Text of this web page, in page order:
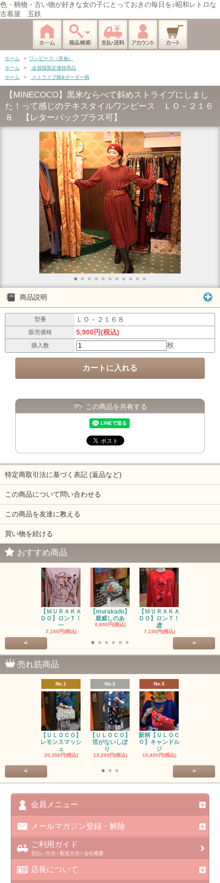
色・柄物・古い物が好きな女の子にとっておきの毎日を♪昭和レトロな
古着屋 五鉄
ホーム > ワンピース（長袖）
ホーム
>
会員様限定価格商品
ホーム
> ストライプ柄&ボーダー柄
【MINECOCO】黒米ならべて斜めストライプにしまし
た！って感じのテキスタイルワンピース ＬＯ－２１６
８ 【レターパックプラス可】
商品説明
型番 ＬＯ－２１６８
販売価格 5,900円(税込)
購入数 枚
この商品を共有する
特定商取引法に基づく表記 (返品など)
この商品について問い合わせる
この商品を友達に教える
買い物を続ける
おすすめ商品
【ＭＵＲＡＫＡ
ＤＯ】ロンＴ！
一
7,150円(税込)
【murakado】
鹿威しのあ
6,600円(税込)
【ＭＵＲＡＫＡ
ＤＯ】ロンＴ！
虚
7,150円(税込)
< >
売れ筋商品
No.1
【ＵＬＯＣＯ】
レモンスマッシ
ュ
20,350円(税込)
No.2
【ＵＬＯＣＯ】
弦がないしぼ
り
13,200円(税込)
No.3
新柄【ＵＬＯＣ
Ｏ】キャンドル
ジ
15,400円(税込)
< >
会員メニュー
メールマガジン登録・解除
ご利用ガイド
支払い方法 / 配送方法 / 会社概要
店長について